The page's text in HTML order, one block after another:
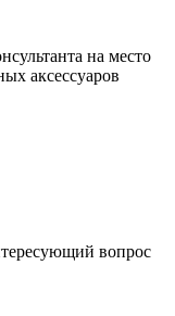
на место
аксессуаров
вопрос